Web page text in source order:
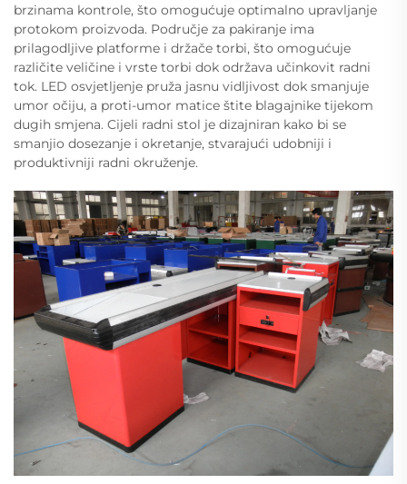
brzinama kontrole, što omogućuje optimalno upravljanje
protokom proizvoda. Područje za pakiranje ima
prilagodljive platforme i držače torbi, što omogućuje
različite veličine i vrste torbi dok održava učinkovit radni
tok. LED osvjetljenje pruža jasnu vidljivost dok smanjuje
umor očiju, a proti-umor matice štite blagajnike tijekom
dugih smjena. Cijeli radni stol je dizajniran kako bi se
smanjio dosezanje i okretanje, stvarajući udobniji i
produktivniji radni okruženje.